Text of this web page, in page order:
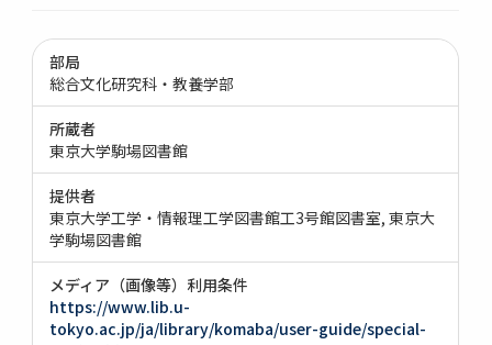
部局
総合文化研究科・教養学部
所蔵者
東京大学駒場図書館
提供者
東京大学工学・情報理工学図書館工3号館図書室 東京大
学駒場図書館
メディア（画像等）利用条件
https://www.lib.u-
tokyo.ac.jp/ja/library/komaba/user-guide/special-